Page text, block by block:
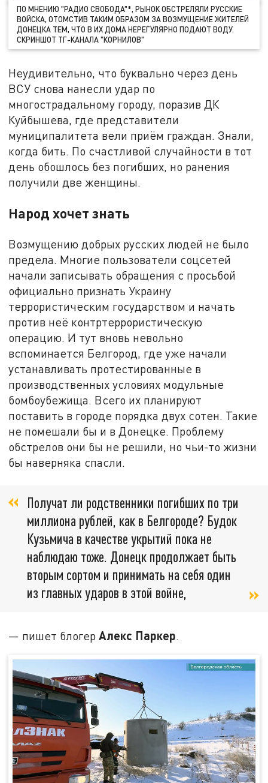
ПО МНЕНИЮ "РАДИО СВОБОДА"*, РЫНОК ОБСТРЕЛЯЛИ РУССКИЕ
ВОЙСКА, ОТОМСТИВ ТАКИМ ОБРАЗОМ ЗА ВОЗМУЩЕНИЕ ЖИТЕЛЕЙ
ДОНЕЦКА ТЕМ, ЧТО В ИХ ДОМА НЕРЕГУЛЯРНО ПОДАЮТ ВОДУ.
СКРИНШОТ ТГ-КАНАЛА "КОРНИЛОВ"
Неудивительно, что буквально через день
ВСУ снова нанесли удар по
многострадальному городу, поразив ДК
Куйбышева, где представители
муниципалитета вели приём граждан. Знали,
когда бить. По счастливой случайности в тот
день обошлось без погибших, но ранения
получили две женщины.
Народ хочет знать
Возмущению добрых русских людей не было
предела. Многие пользователи соцсетей
начали записывать обращения с просьбой
официально признать Украину
террористическим государством и начать
против неё контртеррористическую
операцию. И тут вновь невольно
вспоминается Белгород, где уже начали
устанавливать протестированные в
производственных условиях модульные
бомбоубежища. Всего их планируют
поставить в городе порядка двух сотен. Такие
не помешали бы и в Донецке. Проблему
обстрелов они бы не решили, но чьи-то жизни
бы наверняка спасли.
Получат ли родственники погибших по три
миллиона рублей, как в Белгороде? Будок
Кузьмича в качестве укрытий пока не
наблюдаю тоже. Донецк продолжает быть
вторым сортом и принимать на себя один
из главных ударов в этой войне,
— пишет блогер Алекс Паркер